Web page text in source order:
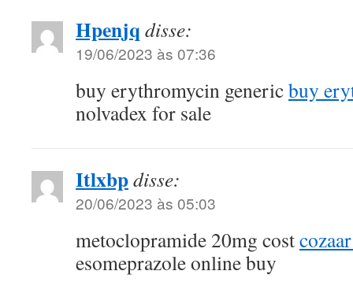
Hpenjq disse:
19/06/2023 às 07:36
buy erythromycin genericbuy
nolvadex for sale
Itlxbpdisse:
20/06/2023 às 05:03
metoclopramide 20mg cost
esomeprazole online buy